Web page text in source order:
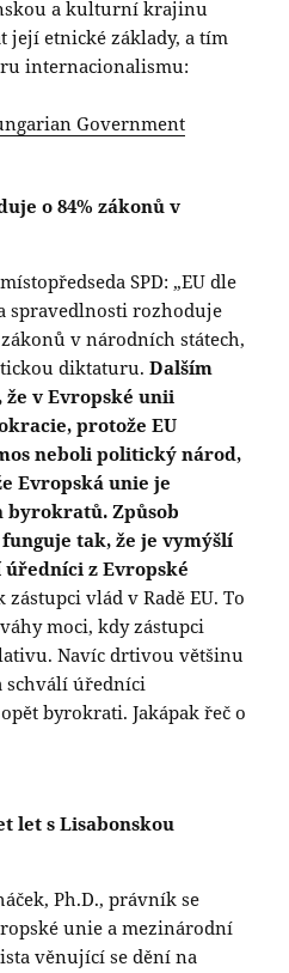
a kulturní krajinu
její etnické základy, a tím
internacionalismu:
Government
o 84% zákonů v
SPD: „EU dle
spravedlnosti rozhoduje
v národních státech,
diktaturu.Dalším
v Evropské unii
protože EU
neboli politický národ,
Evropská unie je
Způsob
tak, že je vymýšlí
z Evropské
vlád v Radě EU. To
moci, kdy zástupci
Navíc drtivou většinu
schválí úředníci
byrokrati. Jakápak řeč o
let s Lisabonskou
Ph.D., právník se
unie a mezinárodní
věnující se dění na